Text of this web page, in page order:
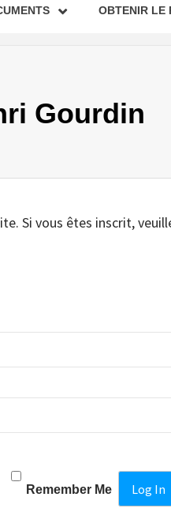
OBTENIR LE
Gourdin
Si vous êtes inscrit,
Remember Me